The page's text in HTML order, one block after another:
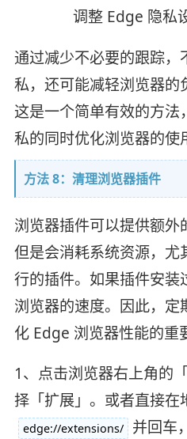
调整 Edge 隐私
通过减少不必要的跟踪，
私，还可能减轻浏览器的
这是一个简单有效的方法
私的同时优化浏览器的使
方法 8：清理浏览器插件
浏览器插件可以提供额外
但是会消耗系统资源，尤
行的插件。如果插件安装
浏览器的速度。因此，
化 Edge 浏览器性能的重
1、点击浏览器右上角的
择「扩展」。或者直接在
edge://extensions/
并回车